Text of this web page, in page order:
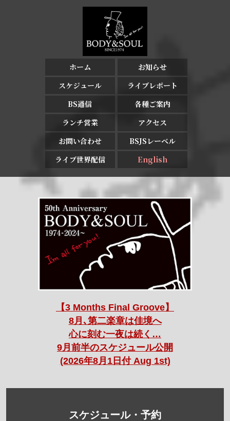
ホーム
お知らせ
スケジュール
ライブレポート
BS通信
各種ご案内
ランチ営業
アクセス
お問い合わせ
BSJSレーベル
ライブ世界配信
English
【3 Months Final Groove】
8月､第二楽章は佳境へ
心に刻む一夜は続く…
9月前半のスケジュール公開
(2026年8月1日付 Aug 1st)
スケジュール・予約